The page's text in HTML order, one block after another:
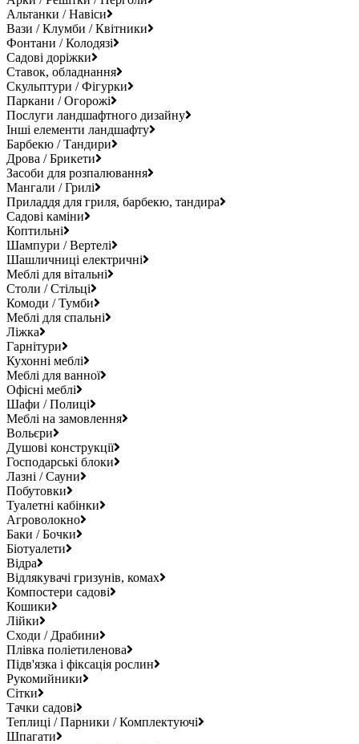
Альтанки / Навіси
Вази / Клумби / Квітники
Фонтани / Колодязі
Садові доріжки
Ставок, обладнання
Скульптури / Фігурки
Паркани / Огорожі
Послуги ландшафтного дизайну
Інші елементи ландшафту
Барбекю / Тандири
Дрова / Брикети
Засоби для розпалювання
Мангали / Грилі
Приладдя для гриля, барбекю, тандира
Садові каміни
Коптильні
Шампури / Вертелі
Шашличниці електричні
Меблі для вітальні
Столи / Стільці
Комоди / Тумби
Меблі для спальні
Ліжка
Гарнітури
Кухонні меблі
Меблі для ванної
Офісні меблі
Шафи / Полиці
Меблі на замовлення
Вольєри
Душові конструкції
Господарські блоки
Лазні / Сауни
Побутовки
Туалетні кабінки
Агроволокно
Баки / Бочки
Біотуалети
Відра
Відлякувачі гризунів, комах
Компостери садові
Кошики
Лійки
Сходи / Драбини
Плівка поліетиленова
Підв'язка і фіксація рослин
Рукомийники
Сітки
Тачки садові
Теплиці / Парники / Комплектуючі
Шпагати